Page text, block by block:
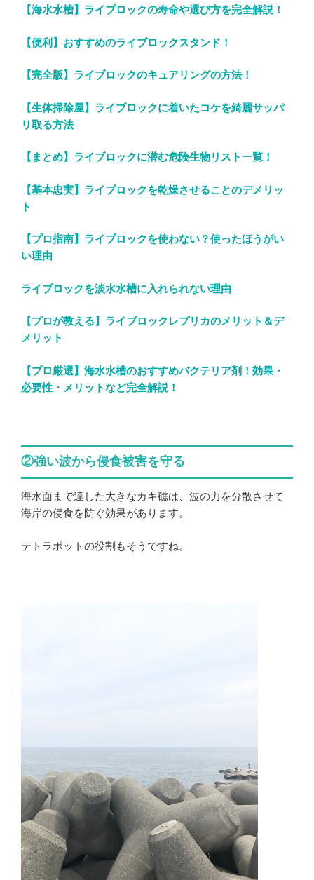
【海水水槽】ライブロックの寿命や選び方を完全解説！
【便利】おすすめのライブロックスタンド！
【完全版】ライブロックのキュアリングの方法！
【生体掃除屋】ライブロックに着いたコケを綺麗サッパ
リ取る方法
【まとめ】ライブロックに潜む危険生物リスト一覧！
【基本忠実】ライブロックを乾燥させることのデメリッ
ト
【プロ指南】ライブロックを使わない？使ったほうがい
い理由
ライブロックを淡水水槽に入れられない理由
【プロが教える】ライブロックレプリカのメリット＆デ
メリット
【プロ厳選】海水水槽のおすすめバクテリア剤！効果・
必要性・メリットなど完全解説！
②強い波から侵食被害を守る
海水面まで達した大きなカキ礁は、波の力を分散させて
海岸の侵食を防ぐ効果があります。
テトラポットの役割もそうですね。